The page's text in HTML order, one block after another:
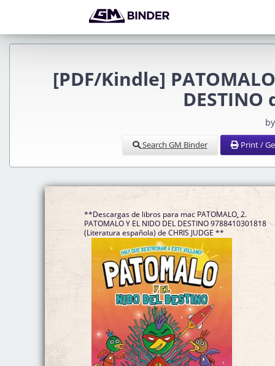
[PDF/Kindle]
Search GM Binder Print /
**Descargas de libros para mac PATOMALO, 2.
PATOMALO Y EL NIDO DEL DESTINO 9788410301818
(Literatura española) de CHRIS JUDGE **